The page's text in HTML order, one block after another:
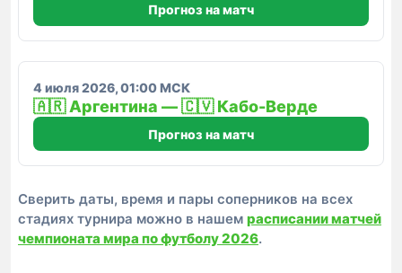
Прогноз на матч
4 июля 2026, 01:00 МСК
🇦🇷 Аргентина — 🇨🇻 Кабо-Верде
Прогноз на матч
Сверить даты, время и пары соперников на всех
стадиях турнира можно в нашем расписании матчей
чемпионата мира по футболу 2026.